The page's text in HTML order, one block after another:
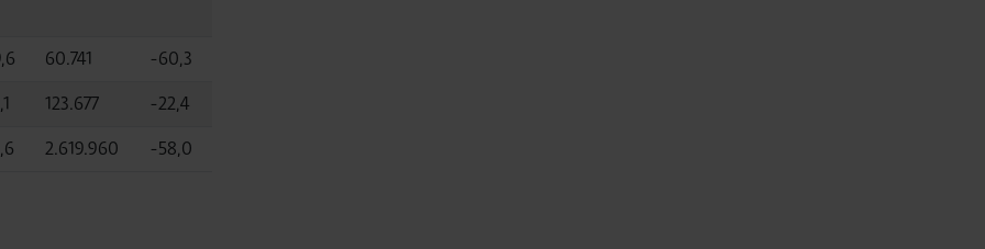
60.741
-60,3
123.677
-22,4
2.619.960 -58,0